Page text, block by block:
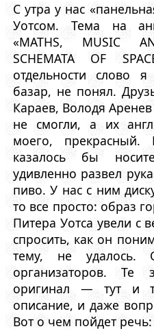
С утра у нас
Уотсом. Тема на
«MATHS, MUSIC
SCHEMATA OF
отдельности слово
базар, не понял.
Караев, Володя
не смогли, а их
моего, прекрасный.
казалось бы
удивленно развел
пиво. У нас с ним
то все просто: образ
Питера Уотса увели с
спросить, как он
тему, не удалось.
организаторов. Те
оригинал — тут и
описание, и даже
Вот о чем пойдет речь: